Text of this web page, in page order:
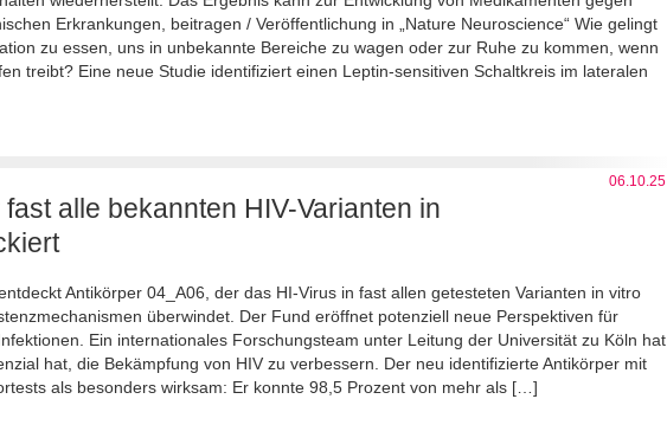
Erkrankungen, beitragen / Veröffentlichung in „Nature Neuroscience“ Wie gelingt
zu essen, uns in unbekannte Bereiche zu wagen oder zur Ruhe zu kommen, wenn
treibt? Eine neue Studie identifiziert einen Leptin-sensitiven Schaltkreis im lateralen
06.10.25
alle bekannten HIV-Varianten in
Antikörper 04_A06, der das HI-Virus in fast allen getesteten Varianten in vitro
überwindet. Der Fund eröffnet potenziell neue Perspektiven für
Ein internationales Forschungsteam unter Leitung der Universität zu Köln hat
hat, die Bekämpfung von HIV zu verbessern. Der neu identifizierte Antikörper mit
als besonders wirksam: Er konnte 98,5 Prozent von mehr als […]